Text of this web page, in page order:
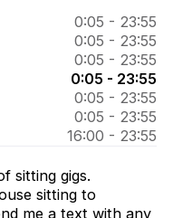
0:05 - 23:55
0:05 - 23:55
0:05 - 23:55
0:05 - 23:55
0:05 - 23:55
0:05 - 23:55
16:00 - 23:55
sitting gigs.
sitting to
me a text with any